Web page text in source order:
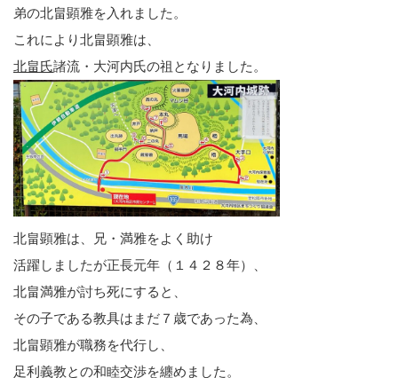
弟の北畠顕雅を入れました。
これにより北畠顕雅は、
北畠氏諸流・大河内氏の祖となりました。
北畠顕雅は、兄・満雅をよく助け
活躍しましたが正長元年（１４２８年）、
北畠満雅が討ち死にすると、
その子である教具はまだ７歳であった為、
北畠顕雅が職務を代行し、
足利義教との和睦交渉を纏めました。